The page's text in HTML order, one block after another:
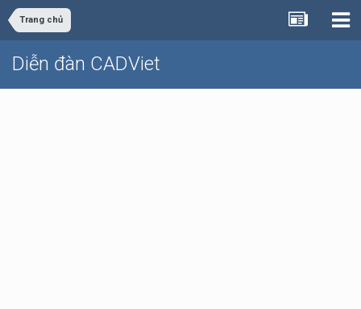
Trang chủ
Diễn đàn CADViet